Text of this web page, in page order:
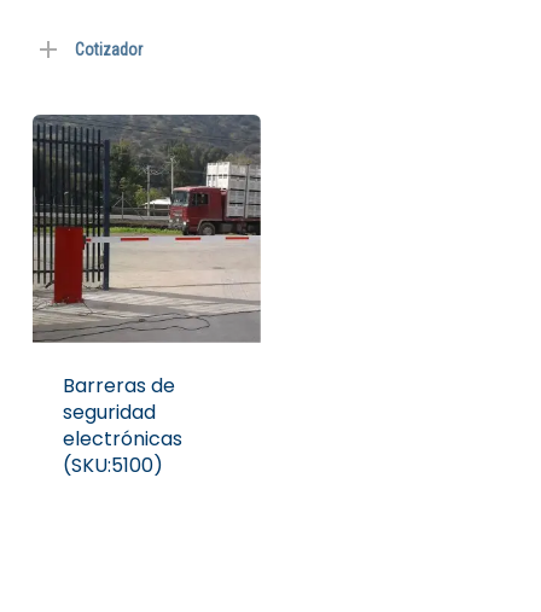
Cotizador
Barreras de
seguridad
electrónicas
(SKU:5100)